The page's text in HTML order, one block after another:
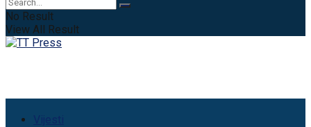
No Result
View All Result
Vijesti